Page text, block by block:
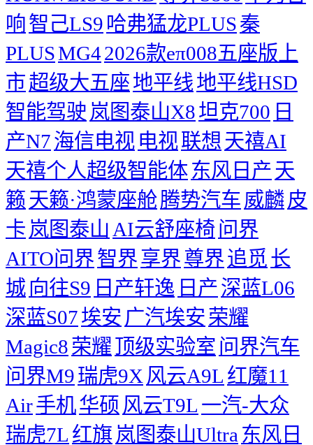
响智己LS9 哈弗猛龙PLUS秦
PLUSMG42026款eπ008五座版上
市超级大五座地平线地平线HSD
智能驾驶 岚图泰山X8坦克700 日
产N7海信电视 电视联想 天禧AI
天禧个人超级智能体东风日产 天
籁 天籁·鸿蒙座舱腾势汽车 威麟皮
卡 岚图泰山 AI云舒座椅问界
AITO问界智界享界尊界追觅长
城向往S9 日产轩逸 日产深蓝L06
深蓝S07埃安 广汽埃安荣耀
Magic8荣耀顶级实验室 问界汽车
问界M9瑞虎9X 风云A9L 红魔11
Air手机华硕 风云T9L 一汽-大众
瑞虎7L 红旗 岚图泰山Ultra 东风日